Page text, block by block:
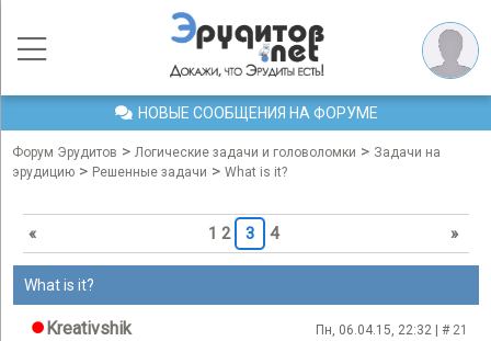
НОВЫЕ СООБЩЕНИЯ НА ФОРУМЕ
Форум Эрудитов > Логические задачи и головоломки > Задачи на
эрудицию > Решенные задачи > What is it?
« 1 2 3 4 »
What is it?
Kreativshik Пн, 06.04.15, 22:32 | # 21